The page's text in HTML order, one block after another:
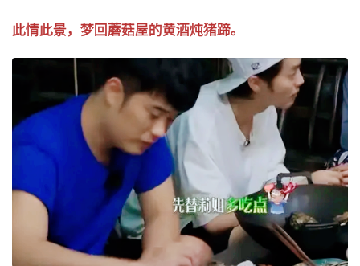
此情此景，梦回蘑菇屋的黄酒炖猪蹄。